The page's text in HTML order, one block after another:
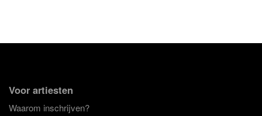
Voor artiesten
Waarom inschrijven?